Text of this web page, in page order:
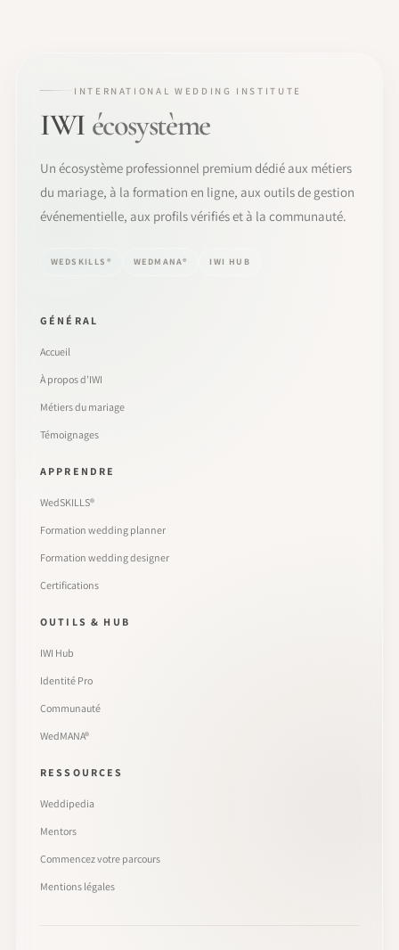
INTERNATIONAL WEDDING INSTITUTE
IWI écosystème
Un écosystème professionnel premium dédié aux métiers
du mariage, à la formation en ligne, aux outils de gestion
événementielle, aux profils vérifiés et à la communauté.
WEDSKILLS® WEDMANA® IWI HUB
GÉNÉRAL
Accueil
À propos d’IWI
Métiers du mariage
Témoignages
APPRENDRE
WedSKILLS®
Formation wedding planner
Formation wedding designer
Certifications
OUTILS & HUB
IWI Hub
Identité Pro
Communauté
WedMANA®
RESSOURCES
Weddipedia
Mentors
Commencez votre parcours
Mentions légales